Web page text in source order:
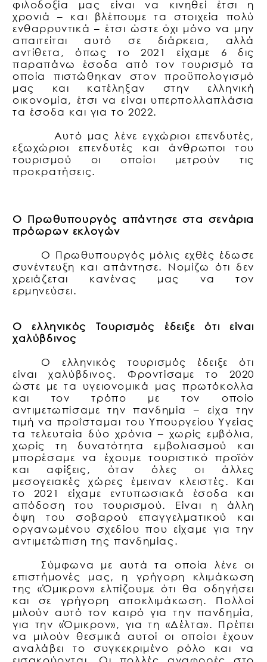
φιλοδοξία μας είναι να κινηθεί έτσι η
χρονιά – και βλέπουμε τα στοιχεία πολύ
ενθαρρυντικά – έτσι ώστε όχι μόνο να μην
απαιτείται αυτό σε διάρκεια, αλλά
αντίθετα, όπως το 2021 είχαμε 6 δις
παραπάνω έσοδα από τον τουρισμό τα
οποία πιστώθηκαν στον προϋπολογισμό
μας και κατέληξαν στην ελληνική
οικονομία, έτσι να είναι υπερπολλαπλάσια
τα έσοδα και για το 2022.
Αυτό μας λένε εγχώριοι επενδυτές,
εξωχώριοι επενδυτές και άνθρωποι του
τουρισμού οι οποίοι μετρούν τις
προκρατήσεις.
Ο Πρωθυπουργός απάντησε στα σενάρια
πρόωρων εκλογών
Ο Πρωθυπουργός μόλις εχθές έδωσε
συνέντευξη και απάντησε. Νομίζω ότι δεν
χρειάζεται κανένας μας να τον
ερμηνεύσει.
Ο ελληνικός Τουρισμός έδειξε ότι είναι
χαλύβδινος
Ο ελληνικός τουρισμός έδειξε ότι
είναι χαλύβδινος. Φροντίσαμε το 2020
ώστε με τα υγειονομικά μας πρωτόκολλα
και τον τρόπο με τον οποίο
αντιμετωπίσαμε την πανδημία – είχα την
τιμή να προΐσταμαι του Υπουργείου Υγείας
τα τελευταία δύο χρόνια – χωρίς εμβόλια,
χωρίς τη δυνατότητα εμβολιασμού και
μπορέσαμε να έχουμε τουριστικό προϊόν
και αφίξεις, όταν όλες οι άλλες
μεσογειακές χώρες έμειναν κλειστές. Και
το 2021 είχαμε εντυπωσιακά έσοδα και
απόδοση του τουρισμού. Είναι η άλλη
όψη του σοβαρού επαγγελματικού και
οργανωμένου σχεδίου που είχαμε για την
αντιμετώπιση της πανδημίας.
Σύμφωνα με αυτά τα οποία λένε οι
επιστήμονές μας, η γρήγορη κλιμάκωση
της «Όμικρον» ελπίζουμε ότι θα οδηγήσει
και σε γρήγορη αποκλιμάκωση. Πολλοί
μιλούν αυτό τον καιρό για την πανδημία,
για την «Όμικρον», για τη «Δέλτα». Πρέπει
να μιλούν θεσμικά αυτοί οι οποίοι έχουν
αναλάβει το συγκεκριμένο ρόλο και να